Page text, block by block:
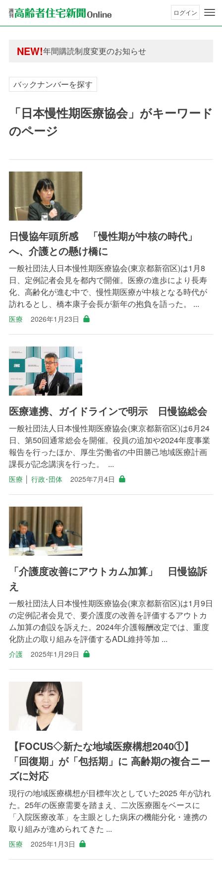
ログイン
NEW!
年間購読制度変更のお知らせ
年間購読制度変更のお知らせ
バックナンバーを探す
「日本慢性期医療協会」がキーワード
のページ
日慢協年頭所感 「慢性期が中核の時代」
へ、介護との懸け橋に
一般社団法人日本慢性期医療協会(東京都新宿区)は1月8
日、定例記者会見を都内で開催。医療の進歩により長寿
化、高齢化が進む中で、慢性期医療が中核となる時代が
訪れるとし、橋本康子会長が新年の抱負を語った。 ...
医療 2026年1月23日
医療連携、ガイドラインで明示 日慢協総会
一般社団法人日本慢性期医療協会(東京都新宿区)は6月24
日、第50回通常総会を開催。役員の追加や2024年度事業
報告を行ったほか、厚生労働省の中田勝己地域医療計画
課長が記念講演を行った。 ...
医療 │ 行政･団体 2025年7月4日
「介護度改善にアウトカム加算」 日慢協訴
え
一般社団法人日本慢性期医療協会(東京都新宿区)は1月9日
の定例記者会見で、要介護度の改善を評価するアウトカ
ム加算の創設を訴えた。2024年介護報酬改定では、重度
化防止の取り組みを評価するADL維持等加 ...
介護 2025年1月29日
【FOCUS◇新たな地域医療構想2040①】
「回復期」が「包括期」に 高齢期の複合ニー
ズに対応
現行の地域医療構想が目標年次としていた2025 年が訪れ
た。25年の医療需要を踏まえ、二次医療圏をベースに
「入院医療改革」を主眼とした病床の機能分化・連携の
取り組みが進められてきた ...
医療 2025年1月3日